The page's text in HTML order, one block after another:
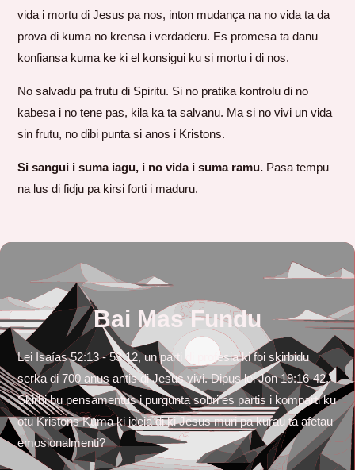
vida i mortu di Jesus pa nos, inton mudança na no vida ta da
prova di kuma no krensa i verdaderu. Es promesa ta danu
konfiansa kuma ke ki el konsigui ku si mortu i di nos.
No salvadu pa frutu di Spiritu. Si no pratika kontrolu di no
kabesa i no tene pas, kila ka ta salvanu. Ma si no vivi un vida
sin frutu, no dibi punta si anos i Kristons.
Si sangui i suma iagu, i no vida i suma ramu. Pasa tempu
na lus di fidju pa kirsi forti i maduru.
Bai Mas Fundu
Lei Isaías 52:13 - 53:12, un parti di profesia ki foi skirbidu
serka di 700 anus antis di Jesus vivi. Dipus lei Jon 19:16-42.
Skirbi bu pensamentus i purgunta sobri es partis i komparti ku
otu Kristons Kuma ki ideia di ki Jesus muri pa kurau ta afetau
emosionalmenti?